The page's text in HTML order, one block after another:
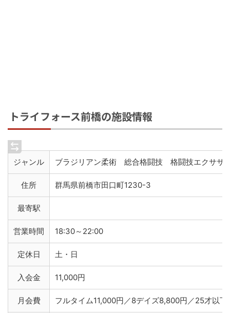
トライフォース前橋の施設情報
ジャンル ブラジリアン柔術 総合格闘技 格闘技エクササ
住所 群馬県前橋市田口町1230-3
最寄駅
営業時間 18:30～22:00
定休日 土・日
入会金 11,000円
月会費 フルタイム11,000円／8デイズ8,800円／25才以